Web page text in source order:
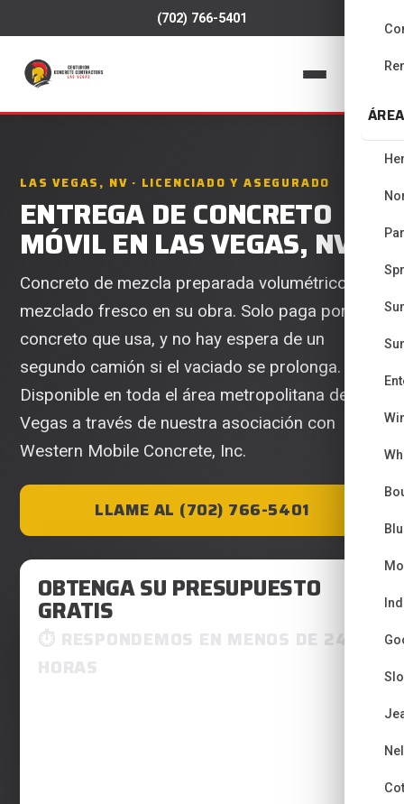
(702) 766-5401
LAS VEGAS, NV · LICENCIADO Y ASEGURADO
ENTREGA DE CONCRETO
MÓVIL EN LAS VEGAS, NV
Concreto de mezcla preparada volumétrico
mezclado fresco en su obra. Solo paga por el
concreto que usa, y no hay espera de un
segundo camión si el vaciado se prolonga.
Disponible en toda el área metropolitana de Las
Vegas a través de nuestra asociación con
Western Mobile Concrete, Inc.
LLAME AL (702) 766-5401
OBTENGA SU PRESUPUESTO
GRATIS
RESPONDEMOS EN MENOS DE 24
HORAS